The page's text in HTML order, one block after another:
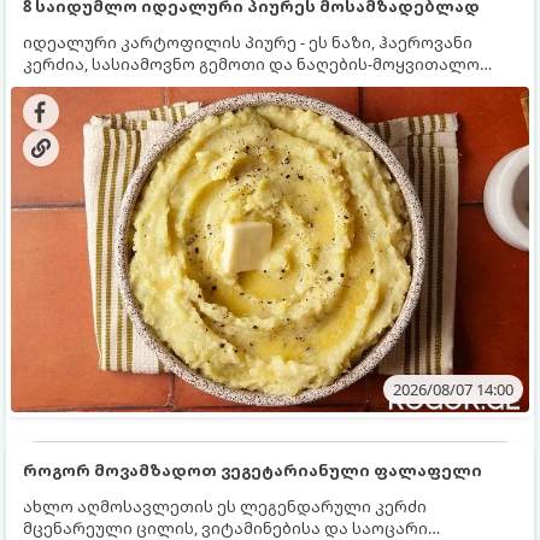
8 საიდუმლო იდეალური პიურეს მოსამზადებლად
იდეალური კარტოფილის პიურე - ეს ნაზი, ჰაეროვანი
კერძია, სასიამოვნო გემოთი და ნაღების-მოყვითალო
ფერით. მისი მომზადება ძალიან მარტივია, მაგრამ
არსებობს რამდენიმე საიდუმლო, რომლებიც უნდა
იცოდეთ, რომ პიურე იდეალურად გემრიელი გამოვიდეს.
2026/08/07 14:00
როგორ მოვამზადოთ ვეგეტარიანული ფალაფელი
ახლო აღმოსავლეთის ეს ლეგენდარული კერძი
მცენარეული ცილის, ვიტამინებისა და საოცარი